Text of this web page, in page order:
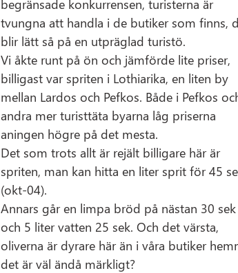
begränsade konkurrensen, turisterna är
tvungna att handla i de butiker som finns,
blir lätt så på en utpräglad turistö.
Vi åkte runt på ön och jämförde lite priser,
billigast var spriten i Lothiarika, en liten by
mellan Lardos och Pefkos. Både i Pefkos
andra mer turisttäta byarna låg priserna
aningen högre på det mesta.
Det som trots allt är rejält billigare här är
spriten, man kan hitta en liter sprit för 45
(okt-04).
Annars går en limpa bröd på nästan 30 sek
och 5 liter vatten 25 sek. Och det värsta,
oliverna är dyrare här än i våra butiker
det är väl ändå märkligt?